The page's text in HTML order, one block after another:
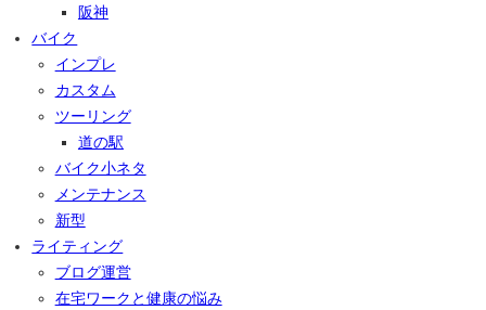
阪神
バイク
インプレ
カスタム
ツーリング
道の駅
バイク小ネタ
メンテナンス
新型
ライティング
ブログ運営
在宅ワークと健康の悩み